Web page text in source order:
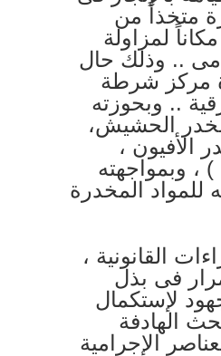
متخذاً من
لمزاولة
.. وذلك حال
مركز شرطة
.. وبحوزته
لمخدر الحشيش،
الأفيون ،
وبمواجهته
للمواد المخدرة
القانونية ،
فى بذل
لإستكمال
الهادفة
الإجرامية